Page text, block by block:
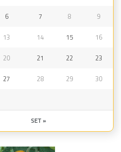
6 7 8 9
13 14 15 16
20 21 22 23
27 28 29 30
SET »